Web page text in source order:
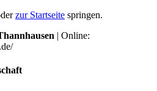
zur Startseite springen.
| Online: